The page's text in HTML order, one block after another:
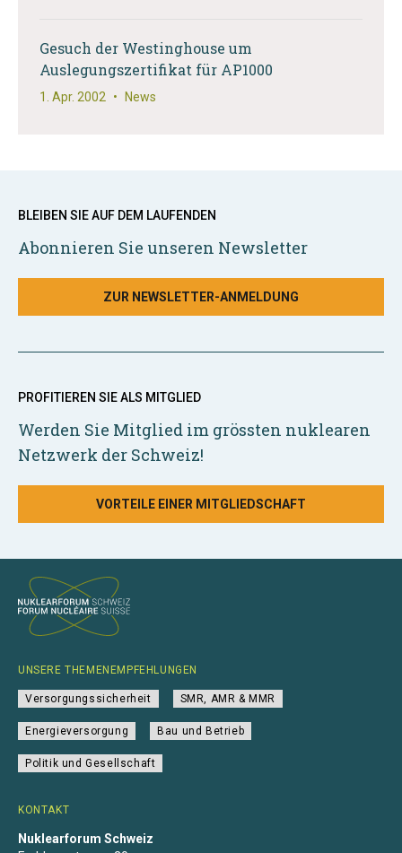
Gesuch der Westinghouse um
Auslegungszertifikat für AP1000
1. Apr. 2002 • News
BLEIBEN SIE AUF DEM LAUFENDEN
Abonnieren Sie unseren Newsletter
ZUR NEWSLETTER-ANMELDUNG
PROFITIEREN SIE ALS MITGLIED
Werden Sie Mitglied im grössten nuklearen
Netzwerk der Schweiz!
VORTEILE EINER MITGLIEDSCHAFT
KONTAKT
Nuklearforum Schweiz
UNSERE THEMENEMPFEHLUNGEN
Versorgungssicherheit SMR, AMR & MMR
Energieversorgung Bau und Betrieb
Politik und Gesellschaft